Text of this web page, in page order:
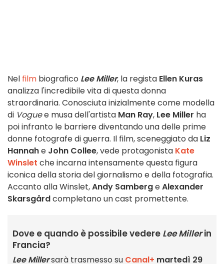
Nel film biografico Lee Miller, la regista Ellen Kuras
analizza l'incredibile vita di questa donna
straordinaria. Conosciuta inizialmente come modella
di Voguee musa dell'artista Man Ray, Lee Miller ha
poi infranto le barriere diventando una delle prime
donne fotografe di guerra. Il film, sceneggiato da Liz
Hannahe John Collee, vede protagonista Kate
Winslet che incarna intensamente questa figura
iconica della storia del giornalismo e della fotografia.
Accanto alla Winslet,Andy SambergeAlexander
Skarsgårdcompletano un cast promettente.
Dove e quando è possibile vedere Lee Millerin
Francia?
Lee Millersarà trasmesso su Canal+ martedì 29